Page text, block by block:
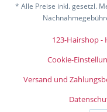
* Alle Preise inkl. gesetzl.
123-Hairshop -
Cookie-
Versand und